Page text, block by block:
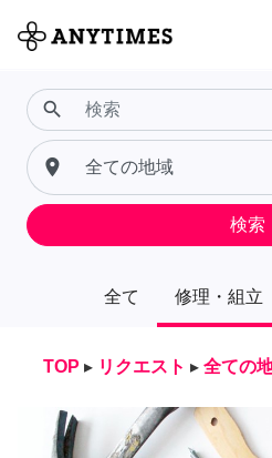
全て 修理・組立
search
place
検索
TOP ▸ リクエスト ▸ 全ての